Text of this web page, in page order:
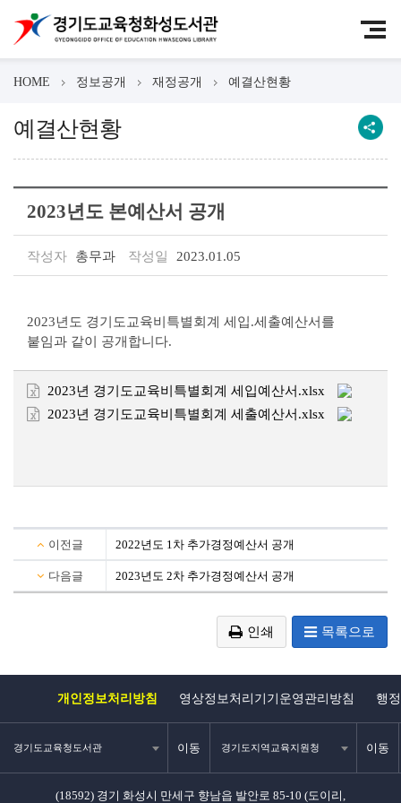
HOME 정보공개 재정공개 예결산현황
예결산현황
2023년도 본예산서 공개
작성자 총무과 작성일 2023.01.05
2023년도 경기도교육비특별회계 세입.세출예산서를
붙임과 같이 공개합니다.
2023년 경기도교육비특별회계 세입예산서.xlsx
2023년 경기도교육비특별회계 세출예산서.xlsx
이전글 2022년도 1차 추가경정예산서 공개
다음글 2023년도 2차 추가경정예산서 공개
인쇄 목록으로
개인정보처리방침 영상정보처리기기운영관리방침 행
경기도교육청도서관 이동 경기도지역교육지원청 이동
(18592) 경기 화성시 만세구 향남읍 발안로 85-10 (도이리,